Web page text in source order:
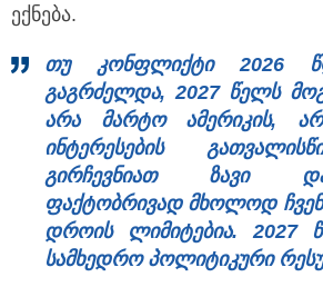
ექნება.
თუ კონფლიქტი 2026
გაგრძელდა, 2027 წელს
არა მარტო ამერიკის,
ინტერესების
გირჩევნიათ ზავი
ფაქტობრივად მხოლოდ
დროის ლიმიტებია. 2027
სამხედრო პოლიტიკური